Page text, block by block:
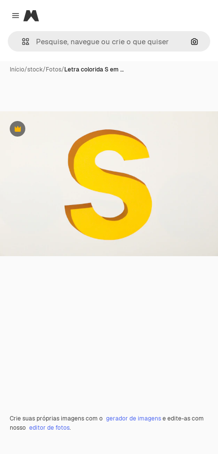
Close menu
Magnific
Início/stock/Fotos/Letra colorida S em …
Premium
Crie suas próprias imagens com o gerador de imagense edite-as com
nosso editor de fotos.